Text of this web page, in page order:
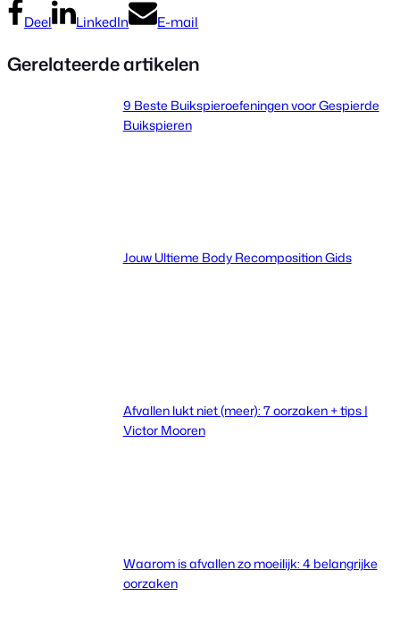
Deel LinkedIn E-mail
Gerelateerde artikelen
9 Beste Buikspieroefeningen voor Gespierde
Buikspieren
Jouw Ultieme Body Recomposition Gids
Afvallen lukt niet (meer): 7 oorzaken + tips |
Victor Mooren
Waarom is afvallen zo moeilijk: 4 belangrijke
oorzaken